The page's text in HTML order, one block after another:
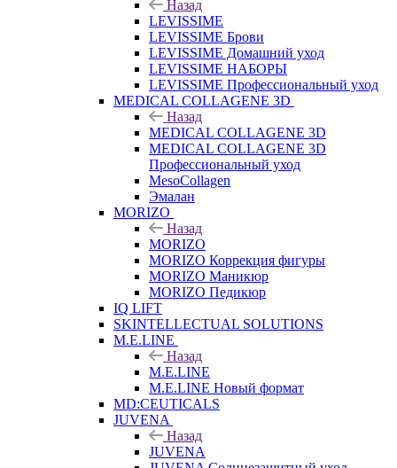
Назад
LEVISSIME
LEVISSIME Брови
LEVISSIME Домашний уход
LEVISSIME НАБОРЫ
LEVISSIME Профессиональный уход
MEDICAL COLLAGENE 3D
Назад
MEDICAL COLLAGENE 3D
MEDICAL COLLAGENE 3D
Профессиональный уход
MesoCollagen
Эмалан
MORIZO
Назад
MORIZO
MORIZO Коррекция фигуры
MORIZO Маникюр
MORIZO Педикюр
IQ LIFT
SKINTELLECTUAL SOLUTIONS
M.E.LINE
Назад
M.E.LINE
M.E.LINE Новый формат
MD:CEUTICALS
JUVENA
Назад
JUVENA